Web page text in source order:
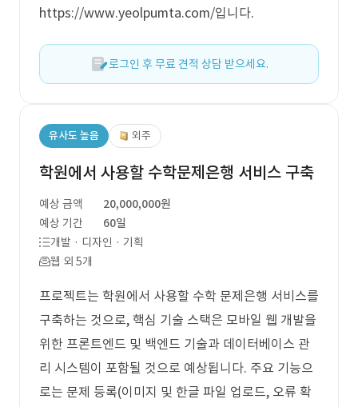
https://www.yeolpumta.com/입니다.
로그인 후 무료 견적 상담 받으세요.
유사도 높음 외주
학원에서 사용할 수학문제은행 서비스 구축
예상 금액
20,000,000원
예상 기간
60일
개발 · 디자인 · 기획
웹 외 5개
프로젝트는 학원에서 사용할 수학 문제은행 서비스를
구축하는 것으로, 핵심 기술 스택은 모바일 웹 개발을
위한 프론트엔드 및 백엔드 기술과 데이터베이스 관
리 시스템이 포함될 것으로 예상됩니다. 주요 기능으
로는 문제 등록(이미지 및 한글 파일 업로드, 오류 확